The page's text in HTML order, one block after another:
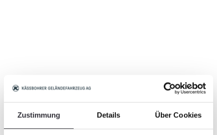
Zustimmung Details Über Cookies